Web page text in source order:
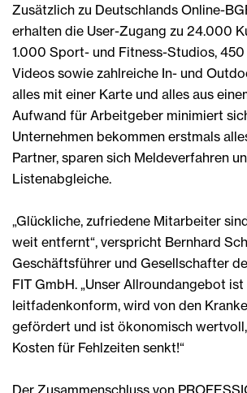
Zusätzlich zu Deutschlands Online-
erhalten die User-Zugang zu 24.000
1.000 Sport- und Fitness-Studios,
Videos sowie zahlreiche In- und
alles mit einer Karte und alles aus
Aufwand für Arbeitgeber minimiert
Unternehmen bekommen erstmals
Partner, sparen sich Meldeverfahren
Listenabgleiche.
„Glückliche, zufriedene Mitarbeiter
weit entfernt“, verspricht Bernhard
Geschäftsführer und Gesellschafter
FIT GmbH. „Unser Allroundangebot
leitfadenkonform, wird von den
gefördert und ist ökonomisch wertvoll,
Kosten für Fehlzeiten senkt!“
Der Zusammenschluss von